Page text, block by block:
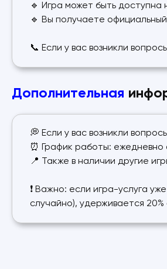
🔹 Игра может быть доступна
🔹 Вы получаете
📞 Если у вас возникли
Дополнительная
💭 Если у вас возникли
⏰ График работы: ежедневно
📍 Также в наличии другие
❗ Важно: если игра-услуга
случайно), удерживается